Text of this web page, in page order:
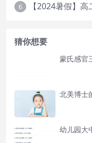
6 【2024暑假】
猜你想要
蒙氏感官
北美博士
幼儿园大